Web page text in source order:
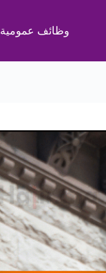
وظائف عمومية